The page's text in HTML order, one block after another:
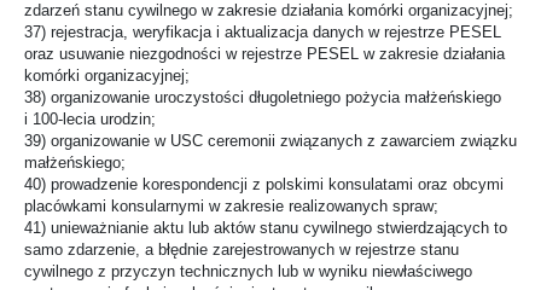
zdarzeń stanu cywilnego w zakresie działania komórki organizacyjnej;
37) rejestracja, weryfikacja i aktualizacja danych w rejestrze PESEL
oraz usuwanie niezgodności w rejestrze PESEL w zakresie działania
komórki organizacyjnej;
38) organizowanie uroczystości długoletniego pożycia małżeńskiego
i 100-lecia urodzin;
39) organizowanie w USC ceremonii związanych z zawarciem związku
małżeńskiego;
40) prowadzenie korespondencji z polskimi konsulatami oraz obcymi
placówkami konsularnymi w zakresie realizowanych spraw;
41) unieważnianie aktu lub aktów stanu cywilnego stwierdzających to
samo zdarzenie, a błędnie zarejestrowanych w rejestrze stanu
cywilnego z przyczyn technicznych lub w wyniku niewłaściwego